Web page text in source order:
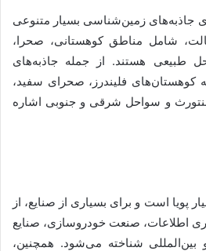
جاذبه‌های زمین‌شناسی بسیار متنوعی
شامل مناطق کوهستانی، صحرا،
طبیعی هستند. از جمله جاذبه‌های
کوهستان‌های فلیندرز، صحرای سفید،
و سواحل شرقی و جنوبی اشاره
پویا است و برای بسیاری از صنایع، از
اطلاعات، صنعت خودروسازی، صنایع
شناخته می‌شود. همچنین،